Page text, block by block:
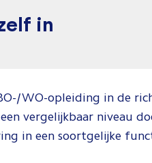
in
WO-opleiding in de
vergelijkbaar niveau
in een soortgelijke